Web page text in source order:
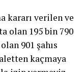
kararı verilen ve
olan 195 bin 790
901 şahıs
kaçmaya